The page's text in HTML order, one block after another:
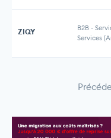
ZIQY B2B -
Services